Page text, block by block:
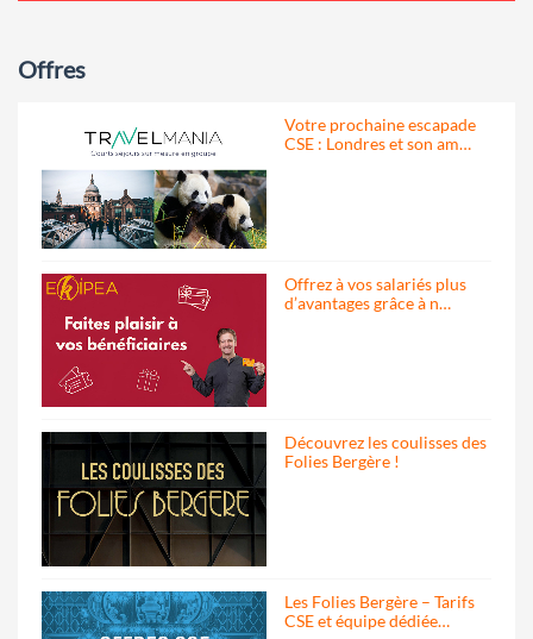
Offres
Votre prochaine escapade
CSE : Londres et son am…
Offrez à vos salariés plus
d’avantages grâce à n…
Découvrez les coulisses des
Folies Bergère !
Les Folies Bergère – Tarifs
CSE et équipe dédiée…